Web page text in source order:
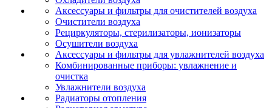
Аксессуары и фильтры для очистителей воздуха
Очистители воздуха
Рециркуляторы, стерилизаторы, ионизаторы
Осушители воздуха
Аксессуары и фильтры для увлажнителей воздуха
Комбинированные приборы: увлажнение и
очистка
Увлажнители воздуха
Радиаторы отопления